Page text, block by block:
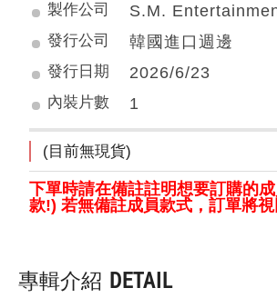
製作公司 S.M.
發行公司 韓國進口週邊
發行日期 2026/6/23
內裝片數 1
(目前無現貨)
下單時請在備註註明想要訂購的
款!) 若無備註成員款式，訂單將視
專輯介紹 DETAIL